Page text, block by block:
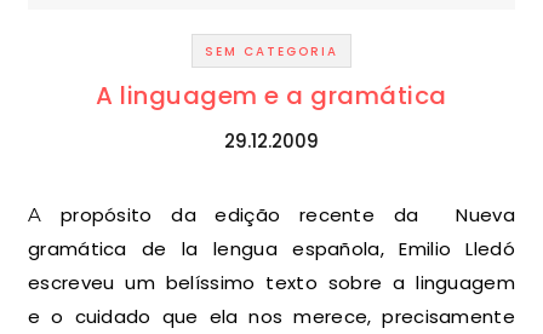
SEM CATEGORIA
A linguagem e a gramática
29.12.2009
A propósito da edição recente da Nueva
gramática de la lengua española, Emilio Lledó
escreveu um belíssimo texto sobre a linguagem
e o cuidado que ela nos merece, precisamente